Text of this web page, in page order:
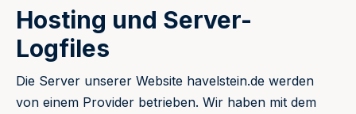
Hosting und Server-
Logfiles
Die Server unserer Website havelstein.de werden
von einem Provider betrieben. Wir haben mit dem